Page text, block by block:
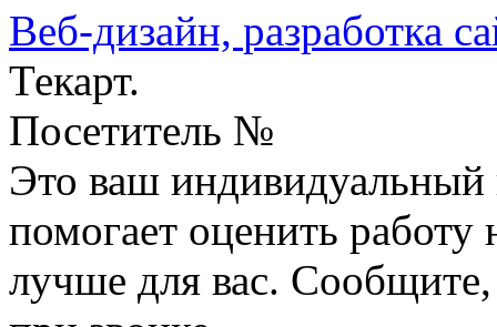
Веб-дизайн, разработка
Текарт.
Посетитель №
Это ваш
помогает оценить работу
лучше для вас.